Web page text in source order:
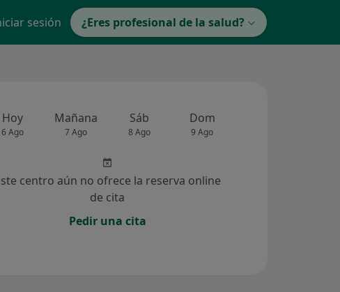
sesión ¿Eres profesional de la salud?
Hoy
6 Ago
Mañana
7 Ago
Sáb
8 Ago
Dom
9 Ago
centro aún no ofrece la reserva online
de cita
Pedir una cita